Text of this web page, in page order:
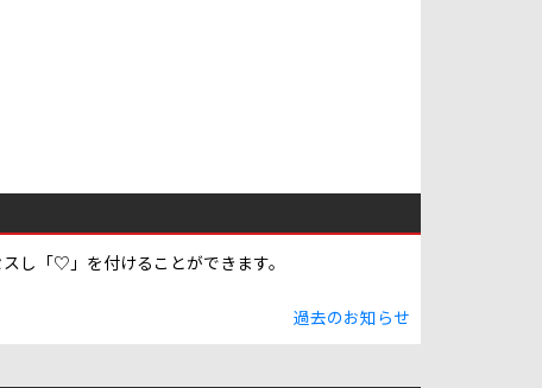
し「♡」を付けることができます。
過去のお知らせ